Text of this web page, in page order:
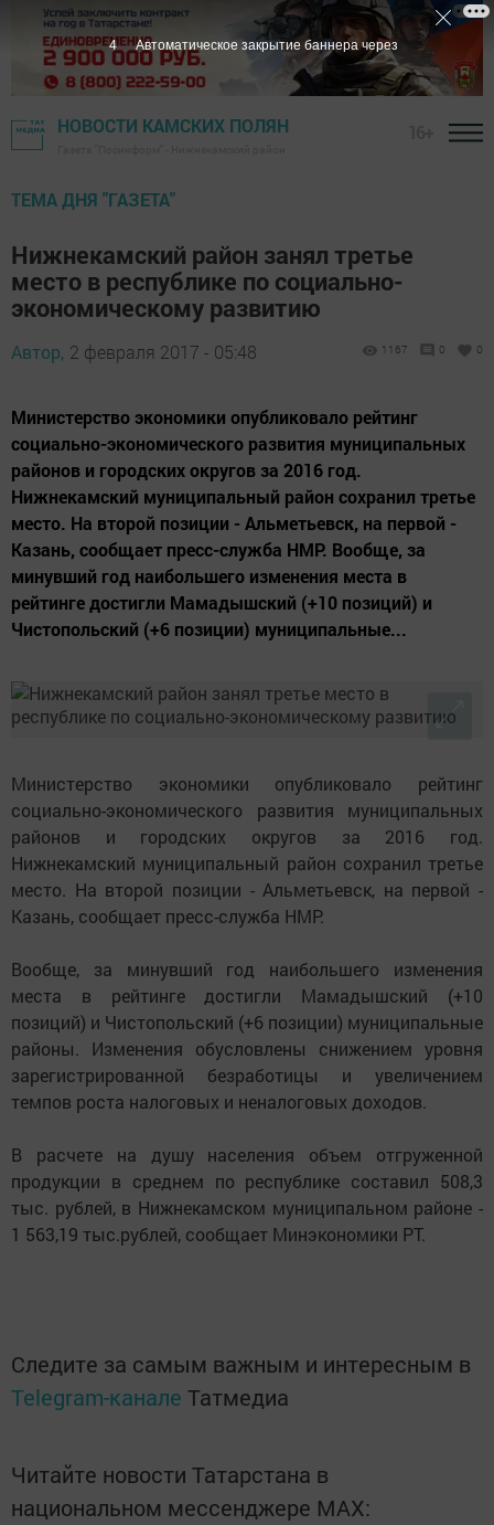
НОВОСТИ КАМСКИХ ПОЛЯН
ТЕМА ДНЯ "ГАЗЕТА"
Нижнекамский район занял третье
место в республике по социально-
экономическому развитию
Автор, 2 февраля 2017 - 05:48 1167 0 0
Министерство экономики опубликовало рейтинг
социально-экономического развития муниципальных
районов и городских округов за 2016 год.
Нижнекамский муниципальный район сохранил третье
место. На второй позиции - Альметьевск, на первой -
Казань, сообщает пресс-служба НМР. Вообще, за
минувший год наибольшего изменения места в
рейтинге достигли Мамадышский (+10 позиций) и
Чистопольский (+6 позиции) муниципальные...
Министерство экономики опубликовало рейтинг
социально-экономического развития муниципальных
районов и городских округов за 2016 год.
Нижнекамский муниципальный район сохранил третье
место. На второй позиции - Альметьевск, на первой -
Казань, сообщает пресс-служба НМР.
Вообще, за минувший год наибольшего изменения
места в рейтинге достигли Мамадышский (+10
позиций) и Чистопольский (+6 позиции) муниципальные
районы. Изменения обусловлены снижением уровня
зарегистрированной безработицы и увеличением
темпов роста налоговых и неналоговых доходов.
В расчете на душу населения объем отгруженной
продукции в среднем по республике составил 508,3
тыс. рублей, в Нижнекамском муниципальном районе -
1 563,19 тыс.рублей, сообщает Минэкономики РТ.
Следите за самым важным и интересным в
Telegram-канале Татмедиа
Читайте новости Татарстана в
национальном мессенджере MАХ:
3 Автоматическое закрытие баннера через